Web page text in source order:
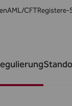
AML/CFTRegistere-